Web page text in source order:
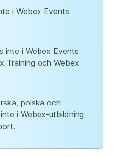
i Webex Events
inte i Webex Events
Training och Webex
polska och
i Webex-utbildning